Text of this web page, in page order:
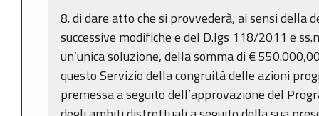
8. di dare atto che si provvederà, ai sensi della
successive modifiche e del D.lgs 118/2011 e
un’unica soluzione, della somma di €
questo Servizio della congruità delle azioni
premessa a seguito dell’approvazione del